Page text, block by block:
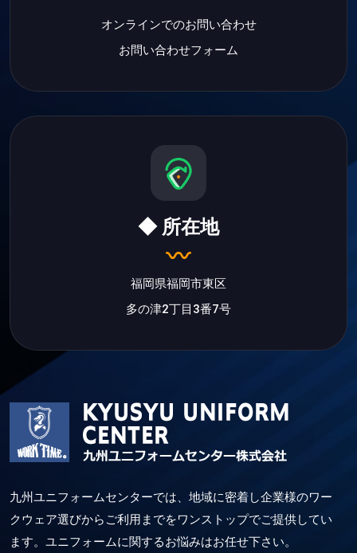
オンラインでのお問い合わせ
お問い合わせフォーム
◆ 所在地
福岡県福岡市東区
多の津2丁目3番7号
九州ユニフォームセンターでは、地域に密着し企業様のワー
クウェア選びからご利用までをワンストップでご提供してい
ます。ユニフォームに関するお悩みはお任せ下さい。